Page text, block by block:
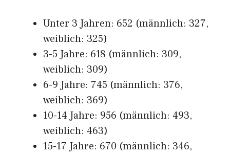
Unter 3 Jahren: 652 (männlich: 327,
weiblich: 325)
3-5 Jahre: 618 (männlich: 309,
weiblich: 309)
6-9 Jahre: 745 (männlich: 376,
weiblich: 369)
10-14 Jahre: 956 (männlich: 493,
weiblich: 463)
15-17 Jahre: 670 (männlich: 346,